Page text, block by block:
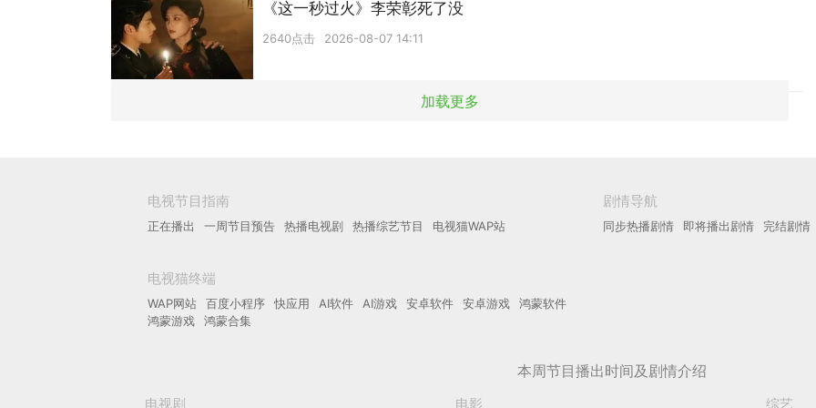
《这一秒过火》李荣彰死了没
2640点击 2026-08-07 14:11
加载更多
电视节目指南
正在播出 一周节目预告 热播电视剧 热播综艺节目 电视猫WAP站
剧情导航
同步热播剧情 即将播出剧情 完结剧情
电视猫终端
WAP网站 百度小程序 快应用 AI软件 AI游戏 安卓软件 安卓游戏
鸿蒙软件
鸿蒙游戏
鸿蒙合集
本周节目播出时间及剧情介绍
电视剧 电影 综艺